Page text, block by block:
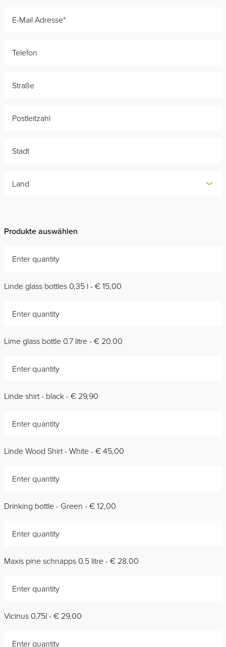
Produkte auswählen
Linde glass bottles 0,35 l - € 15,00
Lime glass bottle 0.7 litre - € 20.00
Linde shirt - black - € 29,90
Linde Wood Shirt - White - € 45,00
Drinking bottle - Green - € 12,00
Maxis pine schnapps 0.5 litre - € 28.00
Vicinus 0,75l - € 29,00
Glück wächst, wenn man es teilt. Für einen
schenken wir Kindern bis 10 Jahre die